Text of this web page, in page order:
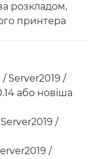
розкладом,
принтера
Server2019 /
або новіша
/
/